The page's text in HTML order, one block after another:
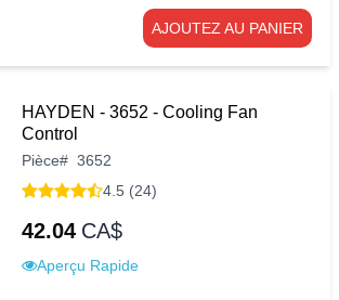
AJOUTEZ AU PANIER
HAYDEN - 3652 - Cooling Fan
Control
Pièce# 3652
4.5 (24)
42.04 CA$
Aperçu Rapide